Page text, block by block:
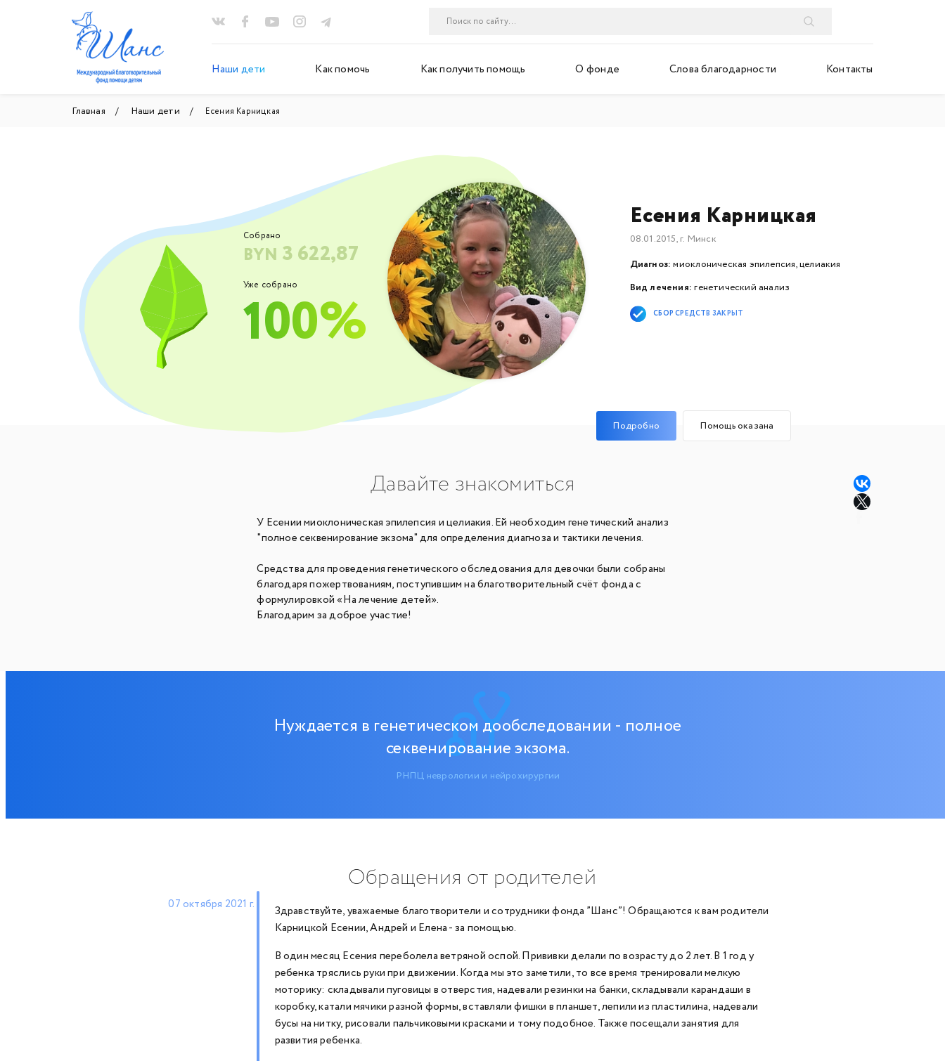
Наши дети Как помочь Как получить помощь О фонде Слова благодарности Контакты
Главная Наши дети Есения Карницкая
Собрано
BYN 3 622,87
Уже собрано
100%
Есения Карницкая
08.01.2015, г. Минск
Диагноз: миоклоническая эпилепсия, целиакия
Вид лечения: генетический анализ
СБОР СРЕДСТВ ЗАКРЫТ
Подробно Помощь оказана
Давайте знакомиться
У Есении миоклоническая эпилепсия и целиакия. Ей необходим генетический анализ
"полное секвенирование экзома" для определения диагноза и тактики лечения.
Средства для проведения генетического обследования для девочки были собраны
благодаря пожертвованиям, поступившим на благотворительный счёт фонда с
формулировкой «На лечение детей».
Благодарим за доброе участие!
Нуждается в генетическом дообследовании - полное
секвенирование экзома.
РНПЦ неврологии и нейрохирургии
Обращения от родителей
07 октября 2021 г.
Здравствуйте, уважаемые благотворители и сотрудники фонда ”Шанс”! Обращаются к вам родители
Карницкой Есении, Андрей и Елена - за помощью.
В один месяц Есения переболела ветряной оспой. Прививки делали по возрасту до 2 лет. В 1 год у
ребенка тряслись руки при движении. Когда мы это заметили, то все время тренировали мелкую
моторику: складывали пуговицы в отверстия, надевали резинки на банки, складывали карандаши в
коробку, катали мячики разной формы, вставляли фишки в планшет, лепили из пластилина, надевали
бусы на нитку, рисовали пальчиковыми красками и тому подобное. Также посещали занятия для
развития ребенка.